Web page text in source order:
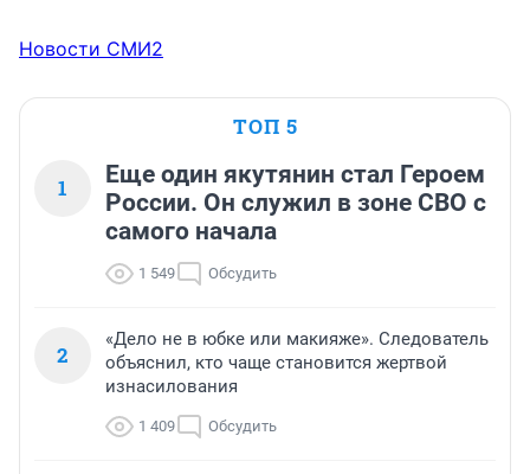
Новости СМИ2
ТОП 5
1
Еще один якутянин стал Героем
России. Он служил в зоне СВО с
самого начала
1 549 Обсудить
2
«Дело не в юбке или макияже». Следователь
объяснил, кто чаще становится жертвой
изнасилования
1 409 Обсудить